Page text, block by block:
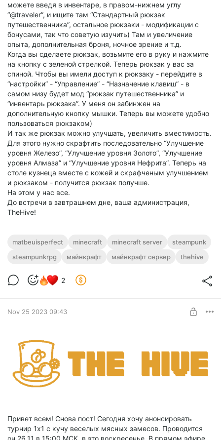
можете введя в инвентаре, в правом-нижнем углу
“@traveler”, и ищите там “Стандартный рюкзак
путешественника”, остальное рюкзаки - модификации с
бонусами, так что советую изучить) Там и увеличение
опыта, дополнительная броня, ночное зрение и т.д.
Когда вы сделаете рюкзак, возьмите его в руку и нажмите
на кнопку с зеленой стрелкой. Теперь рюкзак у вас за
спиной. Чтобы вы имели доступ к рюкзаку - перейдите в
“настройки” - “Управление” - “Назначение клавиш” - в
самом низу будет мод “рюкзак путешественника” и
“инвентарь рюкзака”. У меня он забинжен на
дополнительную кнопку мышки. Теперь вы можете удобно
пользоваться рюкзаком)
И так же рюкзак можно улучшать, увеличить вместимость.
Для этого нужно скрафтить последовательно “Улучшение
уровня Железо”, “Улучшение уровня Золото”, “Улучшение
уровня Алмаза” и “Улучшение уровня Нефрита”. Теперь на
столе кузнеца вместе с кожей и скрафченым улучшением
и рюкзаком - получится рюкзак получше.
На этом у нас все.
До встречи в завтрашнем дне, ваша администрация,
TheHive!
matbeuisperfect minecraft minecraft server
steampunk
steampunkrpg
майнкрафт майнкрафт сервер thehive
2
Nov 25 2023 09:43
Привет всем! Снова пост! Сегодня хочу анонсировать
турнир 1х1 с кучу веселых мясных замесов. Проводится
он 26.11 в 15:00 МСК, в это воскресенье. В прямом эфире